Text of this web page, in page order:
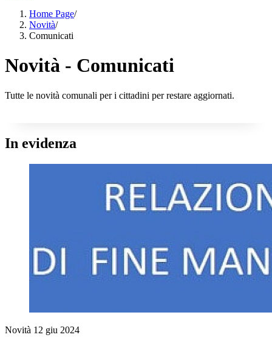
Home Page/
Novità/
Comunicati
Novità - Comunicati
Tutte le novità comunali per i cittadini per restare aggiornati.
In evidenza
Novità 12 giu 2024